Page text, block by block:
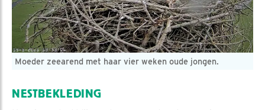
Moeder zeearend met haar vier weken oude jongen.
NESTBEKLEDING